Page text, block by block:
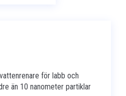
för labb och
än 10 nanometer partiklar